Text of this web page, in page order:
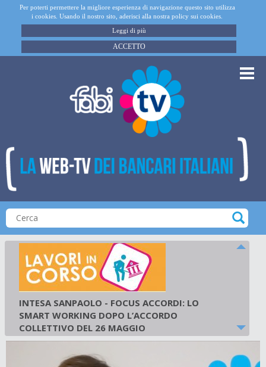
Per poterti permettere la migliore esperienza di navigazione questo sito utilizza
i cookies. Usando il nostro sito, aderisci alla nostra policy sui cookies.
Leggi di più
ACCETTO
INTESA SANPAOLO - FOCUS ACCORDI: LO
SMART WORKING DOPO L’ACCORDO
COLLETTIVO DEL 26 MAGGIO
22 giugno 2023-Lavori in corso